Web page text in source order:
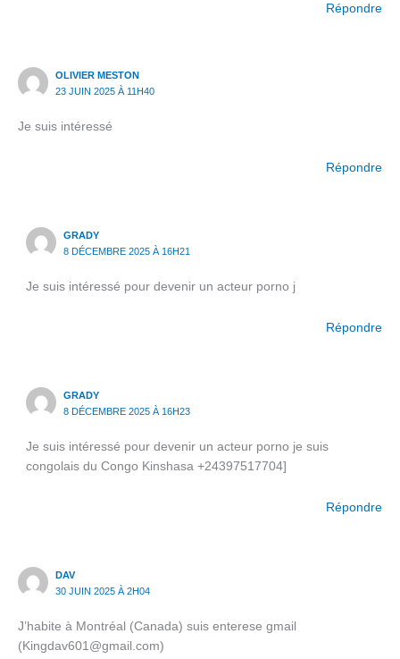
Répondre
OLIVIER MESTON
23 JUIN 2025 À 11H40
Je suis intéressé
Répondre
GRADY
8 DÉCEMBRE 2025 À 16H21
Je suis intéressé pour devenir un acteur porno j
Répondre
GRADY
8 DÉCEMBRE 2025 À 16H23
Je suis intéressé pour devenir un acteur porno je suis
congolais du Congo Kinshasa +24397517704]
Répondre
DAV
30 JUIN 2025 À 2H04
J’habite à Montréal (Canada) suis enterese gmail
(Kingdav601@gmail.com)